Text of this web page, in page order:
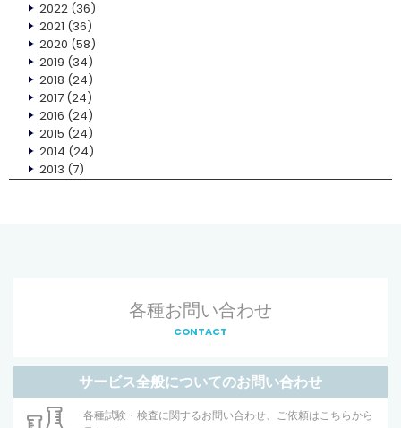
2022(36)
2021 (36)
2020 (58)
2019 (34)
2018 (24)
2017(24)
2016 (24)
2015 (24)
2014 (24)
2013 (7)
各種お問い合わせ
CONTACT
サービス全般についてのお問い合わせ
各種試験・検査に関するお問い合わせ、ご依頼はこちらから